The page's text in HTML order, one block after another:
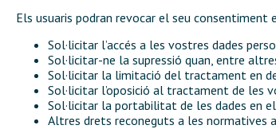
Els usuaris podran revocar el seu
Sol·licitar l’accés a les vostres dades
Sol·licitar-ne la supressió quan, entre
Sol·licitar la limitació del tractament en
Sol·licitar l’oposició al tractament de les
Sol·licitar la portabilitat de les dades en
Altres drets reconeguts a les normatives